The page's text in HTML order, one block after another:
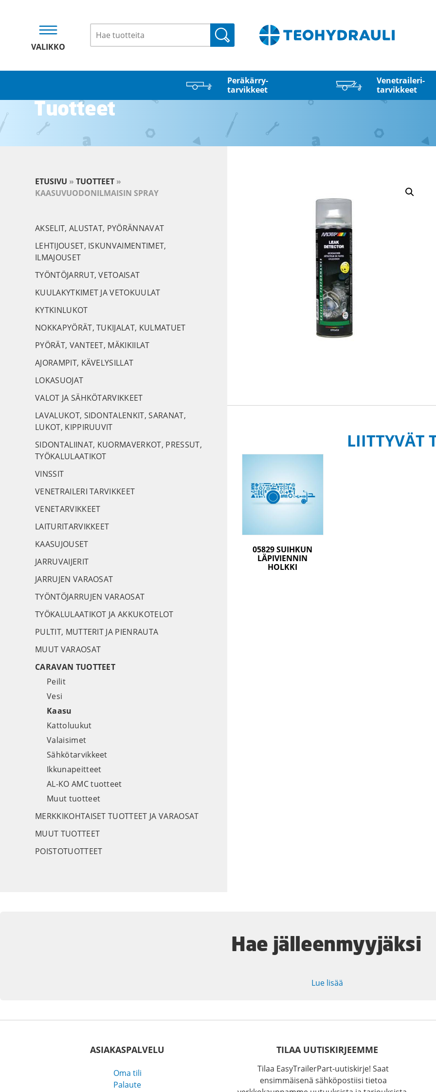
VALIKKO
Haku
Peräkärry­
tarvikkeet
Venetraileri­
tarvikkeet
Tuotteet
LIITTYVÄT
05829 SUIHKUN
LÄPIVIENNIN
HOLKKI
ETUSIVU » TUOTTEET »
KAASUVUODONILMAISIN SPRAY
AKSELIT, ALUSTAT, PYÖRÄNNAVAT
LEHTIJOUSET, ISKUNVAIMENTIMET,
ILMAJOUSET
TYÖNTÖJARRUT, VETOAISAT
KUULAKYTKIMET JA VETOKUULAT
KYTKINLUKOT
NOKKAPYÖRÄT, TUKIJALAT, KULMATUET
PYÖRÄT, VANTEET, MÄKIKIILAT
AJORAMPIT, KÄVELYSILLAT
LOKASUOJAT
VALOT JA SÄHKÖTARVIKKEET
LAVALUKOT, SIDONTALENKIT, SARANAT,
LUKOT, KIPPIRUUVIT
SIDONTALIINAT, KUORMAVERKOT, PRESSUT,
TYÖKALULAATIKOT
VINSSIT
VENETRAILERI TARVIKKEET
VENETARVIKKEET
LAITURITARVIKKEET
KAASUJOUSET
JARRUVAIJERIT
JARRUJEN VARAOSAT
TYÖNTÖJARRUJEN VARAOSAT
TYÖKALULAATIKOT JA AKKUKOTELOT
PULTIT, MUTTERIT JA PIENRAUTA
MUUT VARAOSAT
CARAVAN TUOTTEET
Peilit
Vesi
Kaasu
Kattoluukut
Valaisimet
Sähkötarvikkeet
Ikkunapeitteet
AL-KO AMC tuotteet
Muut tuotteet
MERKKIKOHTAISET TUOTTEET JA VARAOSAT
MUUT TUOTTEET
POISTOTUOTTEET
Hae jälleenmyyjäksi
Lue lisää
ASIAKASPALVELU
Oma tili
Palaute
TILAA UUTISKIRJEEMME
Tilaa EasyTrailerPart-uutiskirje! Saat
ensimmäisenä sähköpostiisi tietoa